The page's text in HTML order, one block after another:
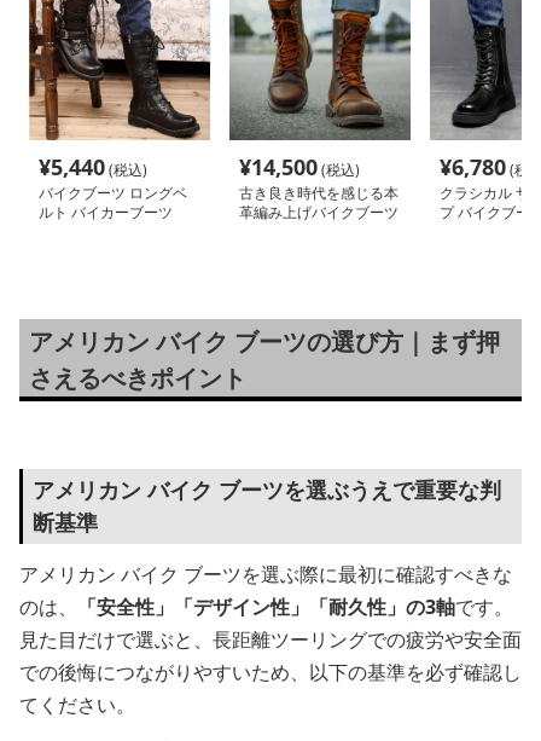
¥5,440(税込)
バイクブーツ ロングベ
ルト バイカーブーツ
¥14,500(税込)
古き良き時代を感じる本
革編み上げバイクブーツ
¥6,780(税
クラシカル サ
プ バイクブー
アメリカン バイク ブーツの選び方｜まず押
さえるべきポイント
アメリカン バイク ブーツを選ぶうえで重要な判
断基準
アメリカン バイク ブーツを選ぶ際に最初に確認すべきな
のは、
「安全性」「デザイン性」「耐久性」の3軸です。
見た目だけで選ぶと、長距離ツーリングでの疲労や安全面
での後悔につながりやすいため、以下の基準を必ず確認し
てください。